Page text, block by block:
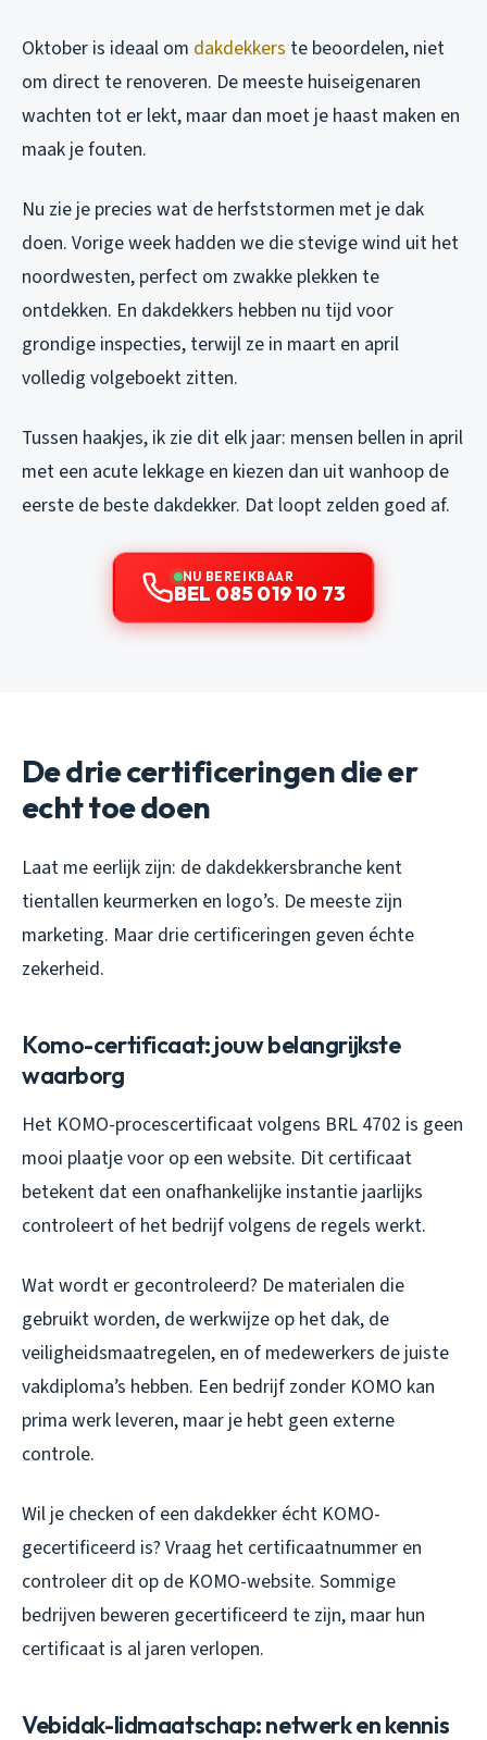
Oktober is ideaal om dakdekkers te beoordelen, niet
om direct te renoveren. De meeste huiseigenaren
wachten tot er lekt, maar dan moet je haast maken en
maak je fouten.
Nu zie je precies wat de herfststormen met je dak
doen. Vorige week hadden we die stevige wind uit het
noordwesten, perfect om zwakke plekken te
ontdekken. En dakdekkers hebben nu tijd voor
grondige inspecties, terwijl ze in maart en april
volledig volgeboekt zitten.
Tussen haakjes, ik zie dit elk jaar: mensen bellen in april
met een acute lekkage en kiezen dan uit wanhoop de
eerste de beste dakdekker. Dat loopt zelden goed af.
NU BEREIKBAAR
BEL 085 019 10 73
De drie certificeringen die er
echt toe doen
Laat me eerlijk zijn: de dakdekkersbranche kent
tientallen keurmerken en logo’s. De meeste zijn
marketing. Maar drie certificeringen geven échte
zekerheid.
Komo-certificaat: jouw belangrijkste
waarborg
Het KOMO-procescertificaat volgens BRL 4702 is geen
mooi plaatje voor op een website. Dit certificaat
betekent dat een onafhankelijke instantie jaarlijks
controleert of het bedrijf volgens de regels werkt.
Wat wordt er gecontroleerd? De materialen die
gebruikt worden, de werkwijze op het dak, de
veiligheidsmaatregelen, en of medewerkers de juiste
vakdiploma’s hebben. Een bedrijf zonder KOMO kan
prima werk leveren, maar je hebt geen externe
controle.
Wil je checken of een dakdekker écht KOMO-
gecertificeerd is? Vraag het certificaatnummer en
controleer dit op de KOMO-website. Sommige
bedrijven beweren gecertificeerd te zijn, maar hun
certificaat is al jaren verlopen.
Vebidak-lidmaatschap: netwerk en kennis